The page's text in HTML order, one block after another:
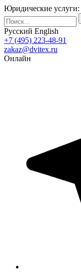
Юридические услуги:
Русский English
+7 (495) 223-48-91
zakaz@dvitex.ru
Онлайн